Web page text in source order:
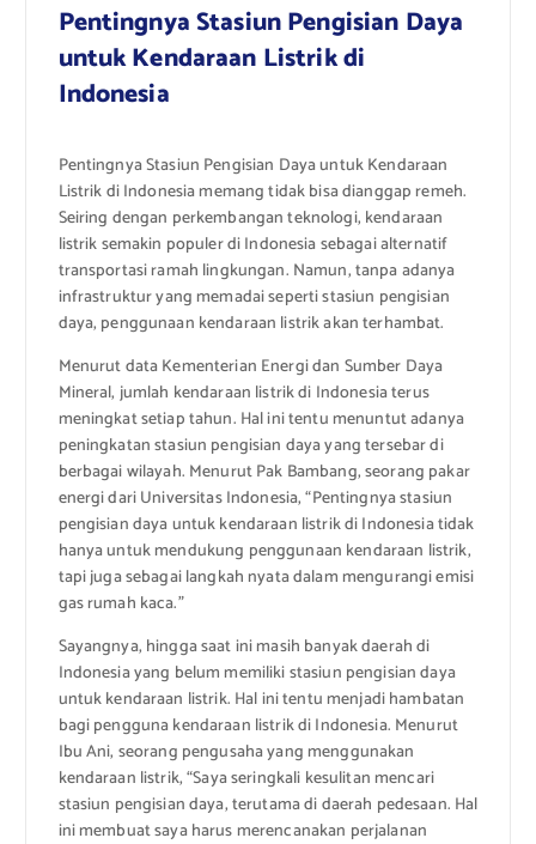
Pentingnya Stasiun Pengisian Daya
untuk Kendaraan Listrik di
Indonesia
Pentingnya Stasiun Pengisian Daya untuk Kendaraan
Listrik di Indonesia memang tidak bisa dianggap remeh.
Seiring dengan perkembangan teknologi, kendaraan
listrik semakin populer di Indonesia sebagai alternatif
transportasi ramah lingkungan. Namun, tanpa adanya
infrastruktur yang memadai seperti stasiun pengisian
daya, penggunaan kendaraan listrik akan terhambat.
Menurut data Kementerian Energi dan Sumber Daya
Mineral, jumlah kendaraan listrik di Indonesia terus
meningkat setiap tahun. Hal ini tentu menuntut adanya
peningkatan stasiun pengisian daya yang tersebar di
berbagai wilayah. Menurut Pak Bambang, seorang pakar
energi dari Universitas Indonesia, “Pentingnya stasiun
pengisian daya untuk kendaraan listrik di Indonesia tidak
hanya untuk mendukung penggunaan kendaraan listrik,
tapi juga sebagai langkah nyata dalam mengurangi emisi
gas rumah kaca.”
Sayangnya, hingga saat ini masih banyak daerah di
Indonesia yang belum memiliki stasiun pengisian daya
untuk kendaraan listrik. Hal ini tentu menjadi hambatan
bagi pengguna kendaraan listrik di Indonesia. Menurut
Ibu Ani, seorang pengusaha yang menggunakan
kendaraan listrik, “Saya seringkali kesulitan mencari
stasiun pengisian daya, terutama di daerah pedesaan. Hal
ini membuat saya harus merencanakan perjalanan